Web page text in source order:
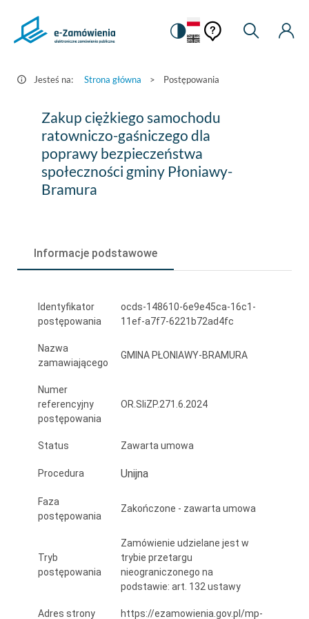
Postępowania
Zamówienia.gov.pl
Zmiana
na
kontrastową
Pomoc
kontekstowa
Pomoc
Moje
Jesteś na: Strona główna > Postępowania
Zakup
ciężkiego
samochodu
ratowniczo-
poprawy
bezpieczeństwa
społeczności
gminy
Płoniawy-
Bramura
Zakup ciężkiego samochodu
ratowniczo-gaśniczego dla
poprawy bezpieczeństwa
społeczności gminy Płoniawy-
Bramura
Informacje podstawowe
Identyfikator
postępowania
ocds-148610-6e9e45ca-16c1-
11ef-a7f7-6221b72ad4fc
Nazwa
zamawiającego
GMINA PŁONIAWY-BRAMURA
Numer
referencyjny
postępowania
OR.SIiZP.271.6.2024
Status Zawarta umowa
Procedura Unijna
Faza
postępowania
Zakończone - zawarta umowa
Tryb
postępowania
Zamówienie udzielane jest w
trybie przetargu
nieograniczonego na
podstawie: art. 132 ustawy
Adres strony https://ezamowienia.gov.pl/mp-